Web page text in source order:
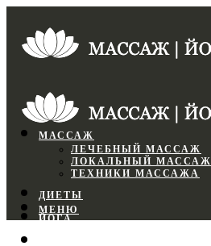
МАССАЖ
ЛЕЧЕБНЫЙ МАССАЖ
ЛОКАЛЬНЫЙ МАССАЖ
ТЕХНИКИ МАССАЖА
ДИЕТЫ
ЙОГА
МЕНЮ